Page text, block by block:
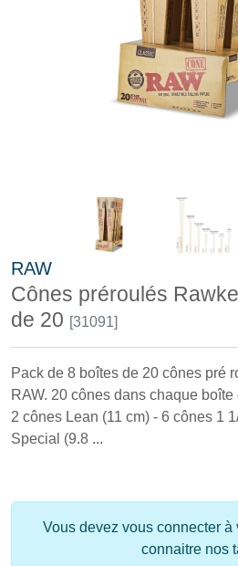
RAW
Cônes préroulés
de 20 [31091]
Pack de 8 boîtes de 20 cônes pré
RAW. 20 cônes dans chaque
2 cônes Lean (11 cm) - 6 cônes 1
Special (9.8 ...
Vous devez vous connecter à
connaitre nos